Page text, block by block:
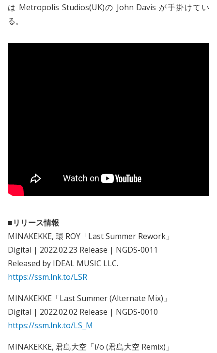
は Metropolis Studios(UK)の John Davis が手掛けてい
る。
■リリース情報
MINAKEKKE, 環 ROY「Last Summer Rework」
Digital | 2022.02.23 Release | NGDS-0011
Released by IDEAL MUSIC LLC.
https://ssm.lnk.to/LSR
MINAKEKKE「Last Summer (Alternate Mix)」
Digital | 2022.02.02 Release | NGDS-0010
https://ssm.lnk.to/LS_M
MINAKEKKE, 君島大空「i/o (君島大空 Remix)」